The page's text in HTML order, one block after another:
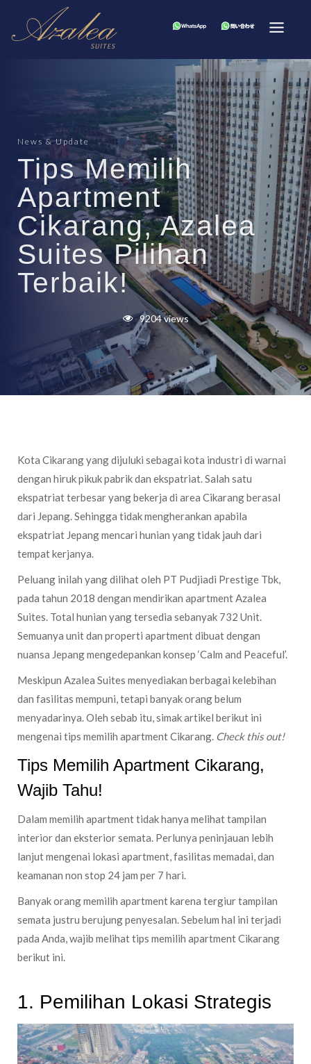
News & Update
Tips Memilih
Apartment
Cikarang, Azalea
Suites Pilihan
Terbaik!
9204 views
Kota Cikarang yang dijuluki sebagai kota industri di warnai
dengan hiruk pikuk pabrik dan ekspatriat. Salah satu
ekspatriat terbesar yang bekerja di area Cikarang berasal
dari Jepang. Sehingga tidak mengherankan apabila
ekspatriat Jepang mencari hunian yang tidak jauh dari
tempat kerjanya.
Peluang inilah yang dilihat oleh PT Pudjiadi Prestige Tbk,
pada tahun 2018 dengan mendirikan apartment Azalea
Suites. Total hunian yang tersedia sebanyak 732 Unit.
Semuanya unit dan properti apartment dibuat dengan
nuansa Jepang mengedepankan konsep ‘Calm and Peaceful’.
Meskipun Azalea Suites menyediakan berbagai kelebihan
dan fasilitas mempuni, tetapi banyak orang belum
menyadarinya. Oleh sebab itu, simak artikel berikut ini
mengenai tips memilih apartment Cikarang. Check this out!
Tips Memilih Apartment Cikarang,
Wajib Tahu!
Dalam memilih apartment tidak hanya melihat tampilan
interior dan eksterior semata. Perlunya peninjauan lebih
lanjut mengenai lokasi apartment, fasilitas memadai, dan
keamanan non stop 24 jam per 7 hari.
Banyak orang memilih apartment karena tergiur tampilan
semata justru berujung penyesalan. Sebelum hal ini terjadi
pada Anda, wajib melihat tips memilih apartment Cikarang
berikut ini.
1. Pemilihan Lokasi Strategis